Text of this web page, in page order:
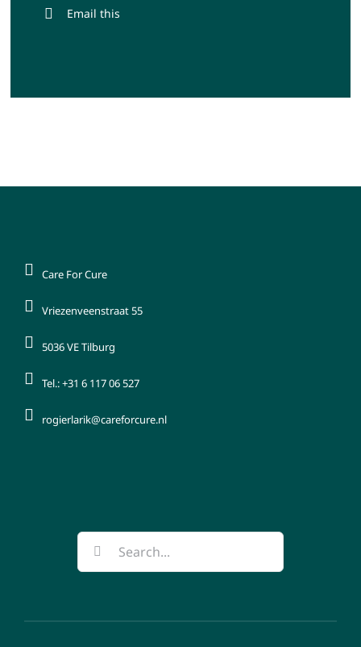
Email this
Care For Cure
Vriezenveenstraat 55
5036 VE Tilburg
Tel.: +31 6 117 06 527
rogierlarik@careforcure.nl
Search
for: